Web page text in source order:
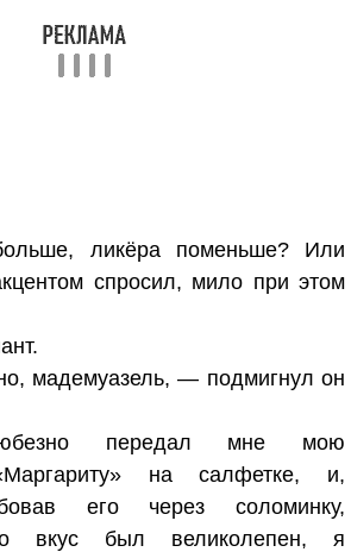
ликёра поменьше? Или
спросил, мило при этом
мадемуазель, — подмигнул он
передал мне мою
на салфетке, и,
его через соломинку,
вкус был великолепен, я